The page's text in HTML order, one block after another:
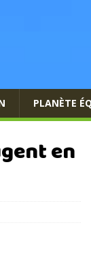
PLANÈTE
en